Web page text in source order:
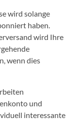
wird solange
haben.
wird Ihre
wenn dies
und
interessante